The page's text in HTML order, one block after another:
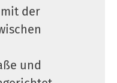
der
und